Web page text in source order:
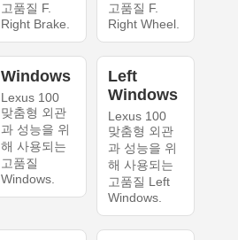
고품질 F.
Right Brake.
고품질 F.
Right Wheel.
Windows
Lexus 100
맞춤형 외관
과 성능을 위
해 사용되는
고품질
Windows.
Left
Windows
Lexus 100
맞춤형 외관
과 성능을 위
해 사용되는
고품질 Left
Windows.